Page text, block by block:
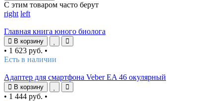
С этим товаром часто берут
right left
Главная книга юного биолога
В корзину
• 1 623 руб. •
Есть в наличии
Адаптер для смартфона Veber EA 46 окулярный
В корзину
• 1 444 руб. •